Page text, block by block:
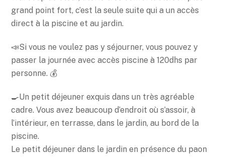
grand point fort, c’est la seule suite qui a un accès
direct à la piscine et au jardin.
📣Si vous ne voulez pas y séjourner, vous pouvez y
passer la journée avec accès piscine à 120dhs par
personne. 💰
🍳Un petit déjeuner exquis dans un très agréable
cadre. Vous avez beaucoup d’endroit où s’assoir, à
l’intérieur, en terrasse, dans le jardin, au bord de la
piscine.
Le petit déjeuner dans le jardin en présence du paon